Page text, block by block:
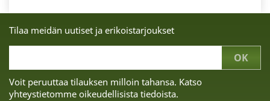
Tilaa meidän uutiset ja erikoistarjoukset
Voit peruuttaa tilauksen milloin tahansa. Katso
yhteystietomme oikeudellisista tiedoista.